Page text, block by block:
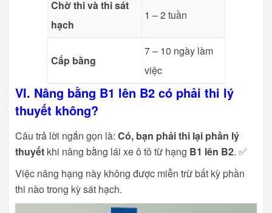
Chờ thi và thi sát
hạch
1 – 2 tuần
Cấp bằng
7 – 10 ngày làm
việc
VI. Nâng bằng B1 lên B2 có phải thi lý
thuyết không?
Câu trả lời ngắn gọn là: Có, bạn phải thi lại phần lý
thuyết khi nâng bằng lái xe ô tô từ hạng B1 lên B2. ✅
Việc nâng hạng này không được miễn trừ bất kỳ phần
thi nào trong kỳ sát hạch.